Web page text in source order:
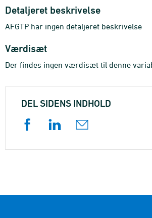
Detaljeret beskrivelse
AFGTP har ingen detaljeret beskrivelse
Værdisæt
Der findes ingen værdisæt til denne
DEL SIDENS INDHOLD